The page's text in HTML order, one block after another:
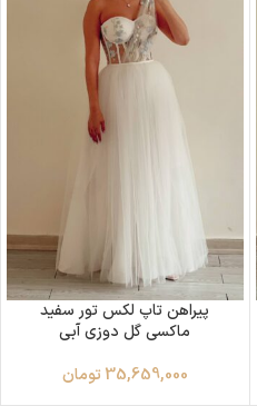
پیراهن تاپ لکس تور سفید
ماکسی گل دوزی آبی
35,659,000 تومان